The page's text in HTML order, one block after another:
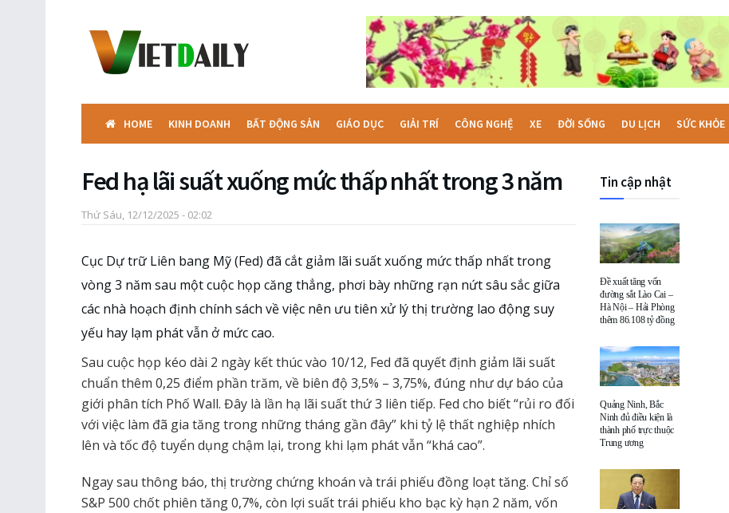
HOME KINH DOANH BẤT ĐỘNG SẢN GIÁO DỤC GIẢI TRÍ CÔNG NGHỆ XE ĐỜI SỐNG DU LỊCH SỨC KHỎE
Fed hạ lãi suất xuống mức thấp nhất trong 3 năm
Thứ Sáu, 12/12/2025 - 02:02
Cục Dự trữ Liên bang Mỹ (Fed) đã cắt giảm lãi suất xuống mức thấp nhất trong
vòng 3 năm sau một cuộc họp căng thẳng, phơi bày những rạn nứt sâu sắc giữa
các nhà hoạch định chính sách về việc nên ưu tiên xử lý thị trường lao động suy
yếu hay lạm phát vẫn ở mức cao.
Sau cuộc họp kéo dài 2 ngày kết thúc vào 10/12, Fed đã quyết định giảm lãi suất
chuẩn thêm 0,25 điểm phần trăm, về biên độ 3,5% – 3,75%, đúng như dự báo của
giới phân tích Phố Wall. Đây là lần hạ lãi suất thứ 3 liên tiếp. Fed cho biết “rủi ro đối
với việc làm đã gia tăng trong những tháng gần đây” khi tỷ lệ thất nghiệp nhích
lên và tốc độ tuyển dụng chậm lại, trong khi lạm phát vẫn “khá cao”.
Ngay sau thông báo, thị trường chứng khoán và trái phiếu đồng loạt tăng. Chỉ số
S&P 500 chốt phiên tăng 0,7%, còn lợi suất trái phiếu kho bạc kỳ hạn 2 năm, vốn
Tin cập nhật
Đề xuất tăng vốn
đường sắt Lào Cai –
Hà Nội – Hải Phòng
thêm 86.108 tỷ đồng
Quảng Ninh, Bắc
Ninh đủ điều kiện là
thành phố trực thuộc
Trung ương